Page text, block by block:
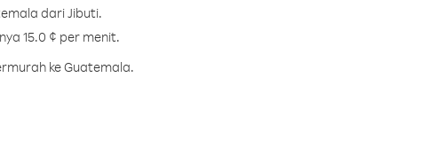
dari Jibuti.
15.0 ¢ per menit.
ke Guatemala.